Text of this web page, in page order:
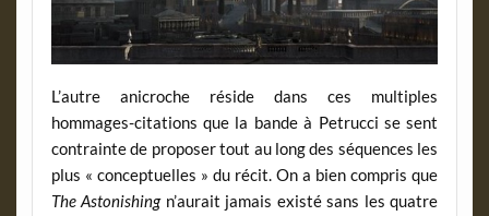
L’autre anicroche réside dans ces multiples
hommages-citations que la bande à Petrucci se sent
contrainte de proposer tout au long des séquences les
plus « conceptuelles » du récit. On a bien compris que
The Astonishingn’aurait jamais existé sans les quatre